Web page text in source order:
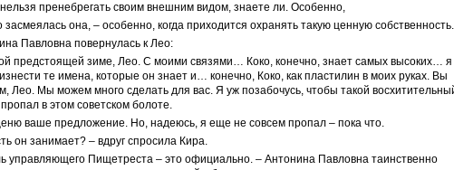
пренебрегать своим внешним видом, знаете ли. Особенно,
она, – особенно, когда приходится охранять такую ценную собственность.
Павловна повернулась к Лео:
предстоящей зиме, Лео. С моими связями… Коко, конечно, знает самых высоких… я
те имена, которые он знает и… конечно, Коко, как пластилин в моих руках. Вы
Лео. Мы можем много сделать для вас. Я уж позабочусь, чтобы такой
в этом советском болоте.
ваше предложение. Но, надеюсь, я еще не совсем пропал – пока что.
он занимает? – вдруг спросила Кира.
управляющего Пищетреста – это официально. – Антонина Павловна таинственно